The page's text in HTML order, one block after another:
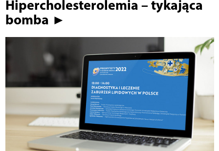
Hipercholesterolemia – tykająca
bomba ►